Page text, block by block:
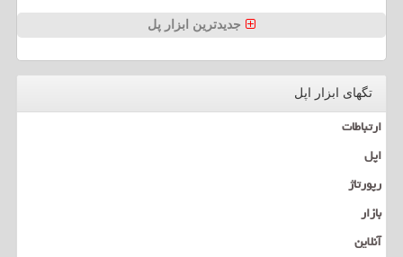
جدیدترین ابزار پل
تگهای ابزار اپل
ارتباطات
اپل
رپورتاژ
بازار
آنلاین